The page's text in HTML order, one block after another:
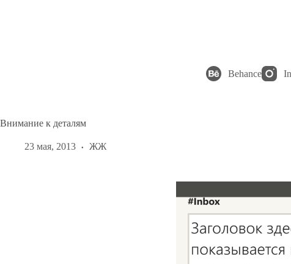
Behance
Внимание к деталям
23 мая, 2013 ЖЖ